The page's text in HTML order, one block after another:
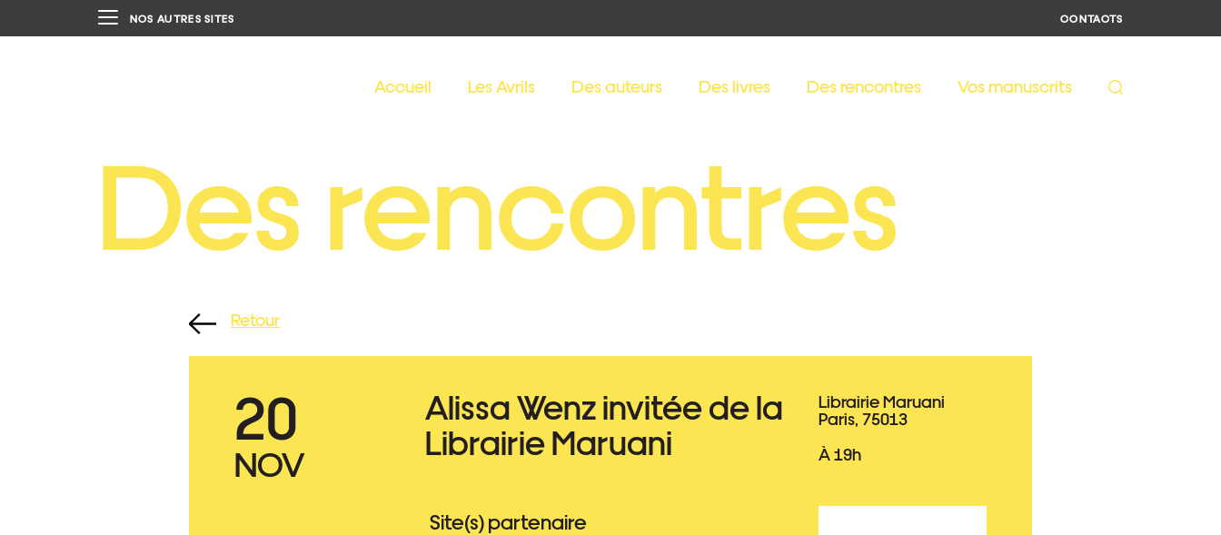
NOS AUTRES SITES CONTACTS
Accueil Les Avrils Des auteurs Des livres Des rencontres Vos manuscrits
Des rencontres
Retour
20
NOV
Alissa Wenz invitée de la
Librairie Maruani
Librairie Maruani
Paris, 75013
À 19h
Site(s) partenaire